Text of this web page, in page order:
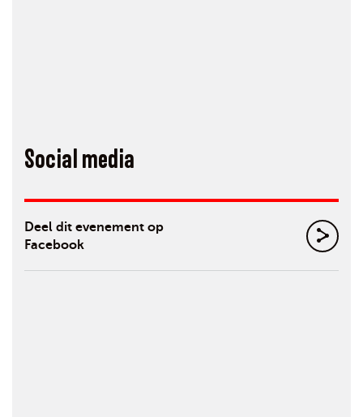
Social media
Deel dit evenement op
Facebook